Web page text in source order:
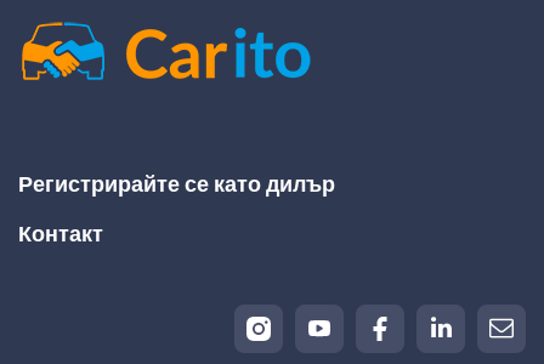
Регистрирайте се като дилър
Контакт